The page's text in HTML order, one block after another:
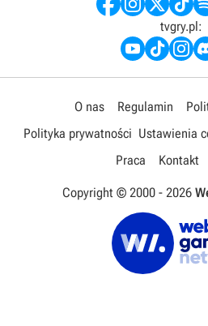
tvgry.pl:
O nas Regulamin
Polityka prywatności Ustawienia
Praca
Kontakt
Copyright © 2000 - 2026